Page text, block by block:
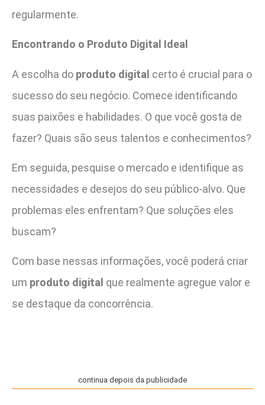
regularmente.
Encontrando o Produto Digital Ideal
A escolha do produto digital certo é crucial para o
sucesso do seu negócio. Comece identificando
suas paixões e habilidades. O que você gosta de
fazer? Quais são seus talentos e conhecimentos?
Em seguida, pesquise o mercado e identifique as
necessidades e desejos do seu público-alvo. Que
problemas eles enfrentam? Que soluções eles
buscam?
Com base nessas informações, você poderá criar
um produto digital que realmente agregue valor e
se destaque da concorrência.
continua depois da publicidade